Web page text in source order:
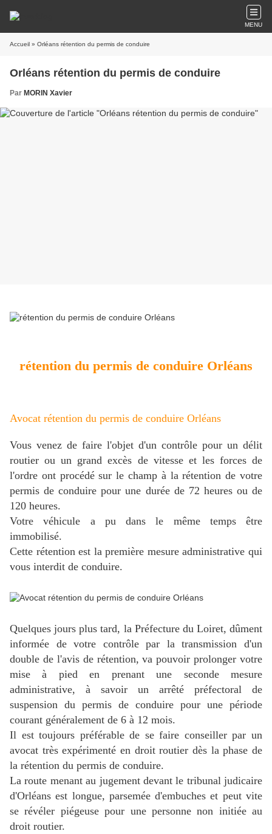
MENU
Accueil » Orléans rétention du permis de conduire
Orléans rétention du permis de conduire
Par MORIN Xavier
rétention du permis de conduire Orléans
Avocat rétention du permis de conduire Orléans
Vous venez de faire l'objet d'un contrôle pour un délit
routier ou un grand excès de vitesse et les forces de
l'ordre ont procédé sur le champ à la rétention de votre
permis de conduire pour une durée de 72 heures ou de
120 heures.
Votre véhicule a pu dans le même temps être
immobilisé.
Cette rétention est la première mesure administrative qui
vous interdit de conduire.
Quelques jours plus tard, la Préfecture du Loiret, dûment
informée de votre contrôle par la transmission d'un
double de l'avis de rétention, va pouvoir prolonger votre
mise à pied en prenant une seconde mesure
administrative, à savoir un arrêté préfectoral de
suspension du permis de conduire pour une période
courant généralement de 6 à 12 mois.
Il est toujours préférable de se faire conseiller par un
avocat très expérimenté en droit routier dès la phase de
la rétention du permis de conduire.
La route menant au jugement devant le tribunal judicaire
d'Orléans est longue, parsemée d'embuches et peut vite
se révéler piégeuse pour une personne non initiée au
droit routier.